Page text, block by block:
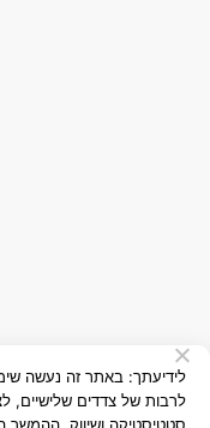
לרבות של צדדים שלישיים,